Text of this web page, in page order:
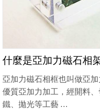
什麼是亞加力磁石相
亞加力磁石相框也叫做亞
優質亞加力加工，經開料
鐵、拋光等工藝 …